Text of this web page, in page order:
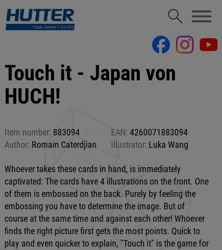
Touch it - Japan von
HUCH!
Item number: 883094 EAN: 4260071883094
Author: Romain Caterdjian Illustrator: Luka Wang
Whoever takes these cards in hand, is immediately
captivated: The cards have 4 illustrations on the front. One
of them is embossed on the back. Purely by feeling the
embossing you have to determine the image. But of
course at the same time and against each other! Whoever
finds the right picture first gets the most points. Quick to
play and even quicker to explain, "Touch it" is the game for